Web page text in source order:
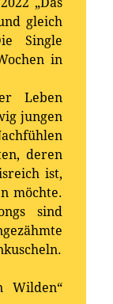
„Das
gleich
Single
in
Leben
jungen
deren
ist,
möchte.
sind
Wilden“